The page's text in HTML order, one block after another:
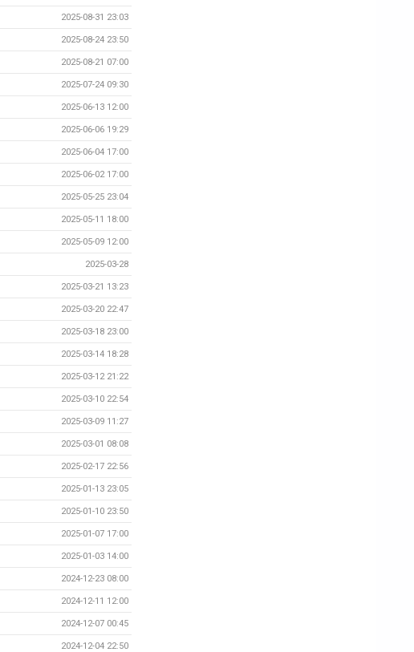
2025-08-31 23:03
2025-08-24 23:50
2025-08-21 07:00
2025-07-24 09:30
2025-06-13 12:00
2025-06-06 19:29
2025-06-04 17:00
2025-06-02 17:00
2025-05-25 23:04
2025-05-11 18:00
2025-05-09 12:00
2025-03-28
2025-03-21 13:23
2025-03-20 22:47
2025-03-18 23:00
2025-03-14 18:28
2025-03-12 21:22
2025-03-10 22:54
2025-03-09 11:27
2025-03-01 08:08
2025-02-17 22:56
2025-01-13 23:05
2025-01-10 23:50
2025-01-07 17:00
2025-01-03 14:00
2024-12-23 08:00
2024-12-11 12:00
2024-12-07 00:45
2024-12-04 22:50